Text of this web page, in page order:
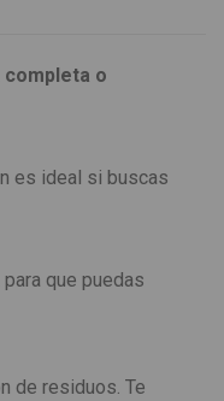
o
es ideal si buscas
para que puedas
de residuos. Te